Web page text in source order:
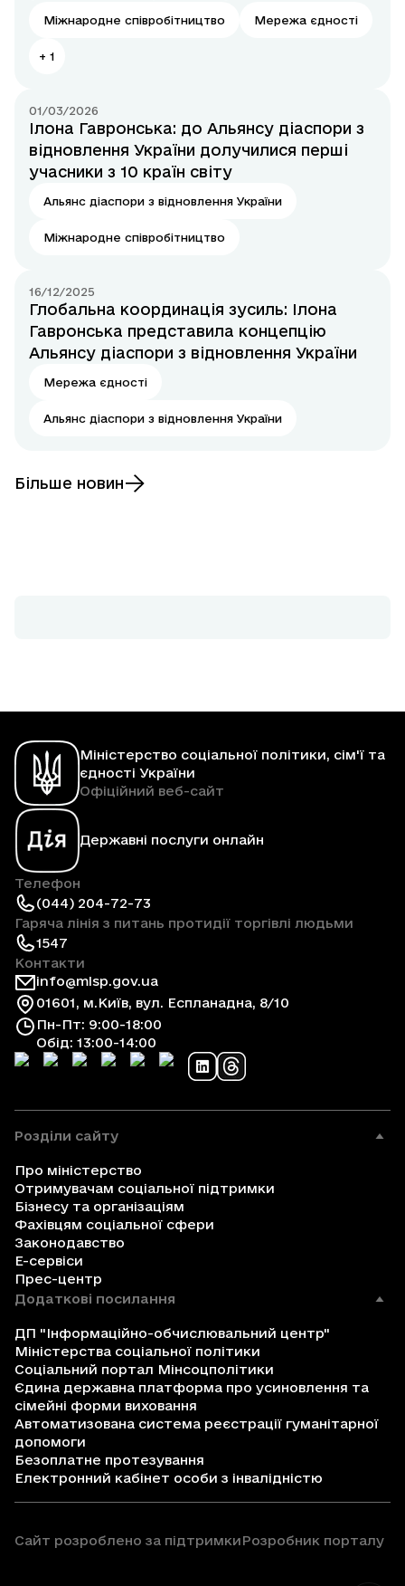
Більше новин
Міжнародне співробітництво Мережа єдності
+ 1
01/03/2026
Ілона Гавронська: до Альянсу діаспори з
відновлення України долучилися перші
учасники з 10 країн світу
Альянс діаспори з відновлення України
Міжнародне співробітництво
16/12/2025
Глобальна координація зусиль: Ілона
Гавронська представила концепцію
Альянсу діаспори з відновлення України
Мережа єдності
Альянс діаспори з відновлення України
Міністерство соціальної політики, сім'ї та
єдності України
Офіційний веб-сайт
Державні послуги онлайн
Телефон
(044) 204-72-73
Гаряча лінія з питань протидії торгівлі людьми
1547
Контакти
info@mlsp.gov.ua
01601, м.Київ, вул. Еспланадна, 8/10
Пн-Пт: 9:00-18:00
Обід: 13:00-14:00
Розділи сайту
Про міністерство
Отримувачам соціальної підтримки
Бізнесу та організаціям
Фахівцям соціальної сфери
Законодавство
Е-сервіси
Прес-центр
Додаткові посилання
ДП "Інформаційно-обчислювальний центр"
Міністерства соціальної політики
Соціальний портал Мінсоцполітики
Єдина державна платформа про усиновлення та
сімейні форми виховання
Автоматизована система реєстрації гуманітарної
допомоги
Безоплатне протезування
Електронний кабінет особи з інвалідністю
Сайт розроблено за підтримкиРозробник порталу